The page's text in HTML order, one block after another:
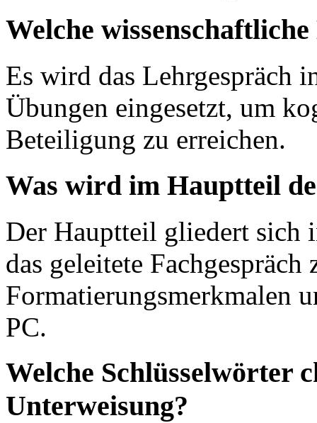
Welche
Es wird das Lehrgespräch
Übungen eingesetzt, um
Beteiligung zu erreichen.
Was wird im Hauptteil
Der Hauptteil gliedert sich
das geleitete
Formatierungsmerkmalen
PC.
Welche Schlüsselwörter
Unterweisung?